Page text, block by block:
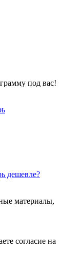
под вас!
дешевле?
материалы,
согласие на